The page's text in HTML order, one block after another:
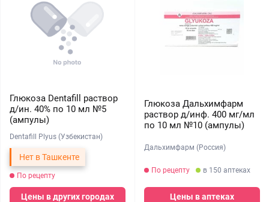
Глюкоза Dentafill раствор
д/ин. 40% по 10 мл №5
(ампулы)
Dentafill Plyus (Узбекистан)
Нет в Ташкенте
По рецепту
Цены в других городах
Глюкоза Дальхимфарм
раствор д/инф. 400 мг/мл
по 10 мл №10 (ампулы)
Дальхимфарм (Россия)
По рецепту в 150 аптеках
Цены в аптеках